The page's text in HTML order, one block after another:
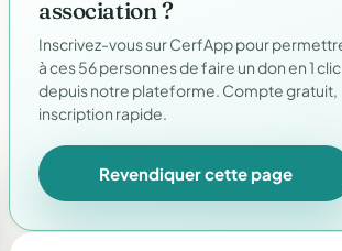
association ?
Inscrivez-vous sur CerfApp pour
à ces 56 personnes de faire un don en 1 clic
depuis notre plateforme. Compte gratuit,
inscription rapide.
Revendiquer cette page